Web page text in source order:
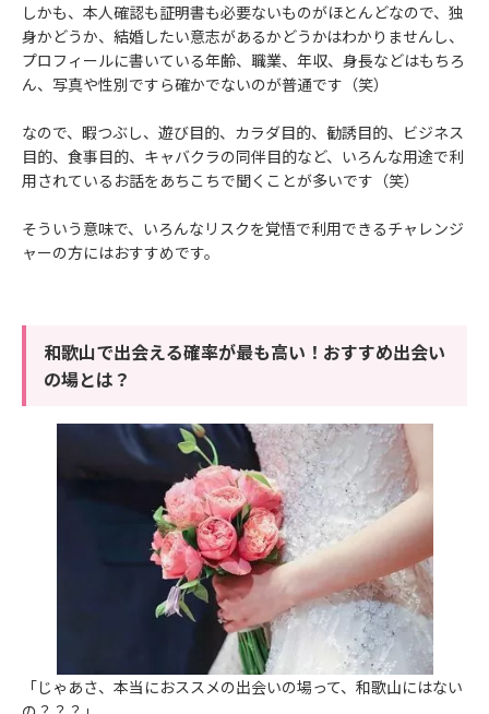
しかも、本人確認も証明書も必要ないものがほとんどなので、独
身かどうか、結婚したい意志があるかどうかはわかりませんし、
プロフィールに書いている年齢、職業、年収、身長などはもちろ
ん、写真や性別ですら確かでないのが普通です（笑）
なので、暇つぶし、遊び目的、カラダ目的、勧誘目的、ビジネス
目的、食事目的、キャバクラの同伴目的など、いろんな用途で利
用されているお話をあちこちで聞くことが多いです（笑）
そういう意味で、いろんなリスクを覚悟で利用できるチャレンジ
ャーの方にはおすすめです。
和歌山で出会える確率が最も高い！おすすめ出会い
の場とは？
「じゃあさ、本当におススメの出会いの場って、和歌山にはない